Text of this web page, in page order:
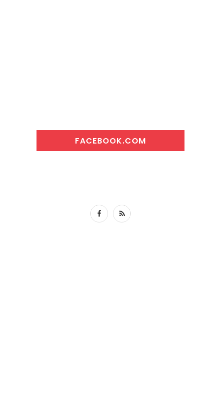
FACEBOOK.COM